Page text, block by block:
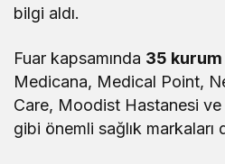
bilgi aldı.
Fuar kapsamında 35
Medicana, Medical Point,
Care, Moodist Hastanesi ve
gibi önemli sağlık markaları